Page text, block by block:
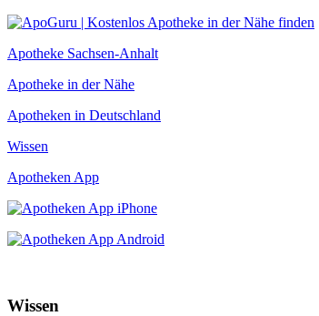
Apotheke Sachsen-Anhalt
Apotheke in der Nähe
Apotheken in Deutschland
Wissen
Apotheken App
Wissen